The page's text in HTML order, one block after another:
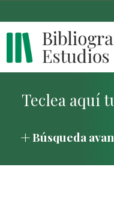
Búsqueda